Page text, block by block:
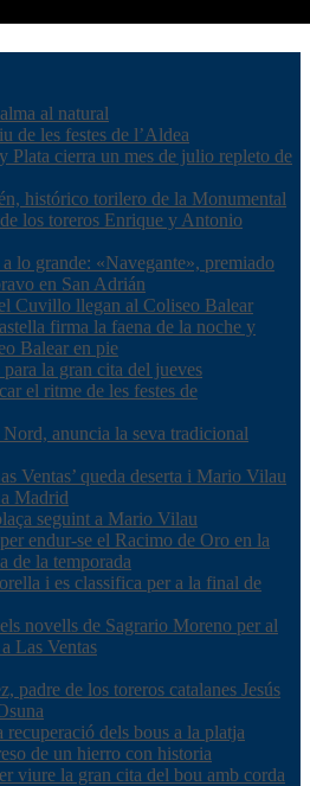
al natural
de les festes de l’Aldea
Plata cierra un mes de julio repleto de
histórico torilero de la Monumental
los toreros Enrique y Antonio
lo grande: «Navegante», premiado
en San Adrián
Cuvillo llegan al Coliseo Balear
firma la faena de la noche y
Balear en pie
la gran cita del jueves
el ritme de les festes de
anuncia la seva tradicional
Ventas’ queda deserta i Mario Vilau
Madrid
seguint a Mario Vilau
endur-se el Racimo de Oro en la
de la temporada
i es classifica per a la final de
novells de Sagrario Moreno per al
Las Ventas
padre de los toreros catalanes Jesús
dels bous a la platja
de un hierro con historia
viure la gran cita del bou amb corda